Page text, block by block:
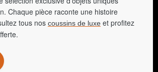
Chaque pièce raconte une histoire
tous nos coussins de luxe et profitez